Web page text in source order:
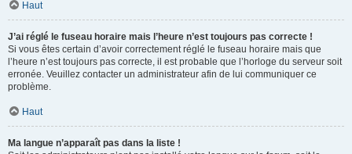
Haut
J’ai réglé le fuseau horaire mais l’heure n’est toujours pas correcte !
Si vous êtes certain d’avoir correctement réglé le fuseau horaire mais que
l’heure n’est toujours pas correcte, il est probable que l’horloge du serveur soit
erronée. Veuillez contacter un administrateur afin de lui communiquer ce
problème.
Haut
Ma langue n’apparaît pas dans la liste !